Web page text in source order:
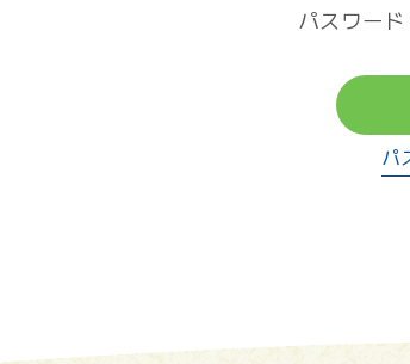
パスワード
パ